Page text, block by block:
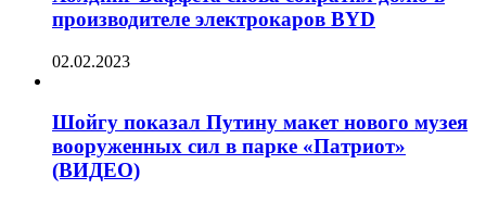
производителе электрокаров BYD
02.02.2023
Шойгу показал Путину макет нового музея
вооруженных сил в парке «Патриот»
(ВИДЕО)